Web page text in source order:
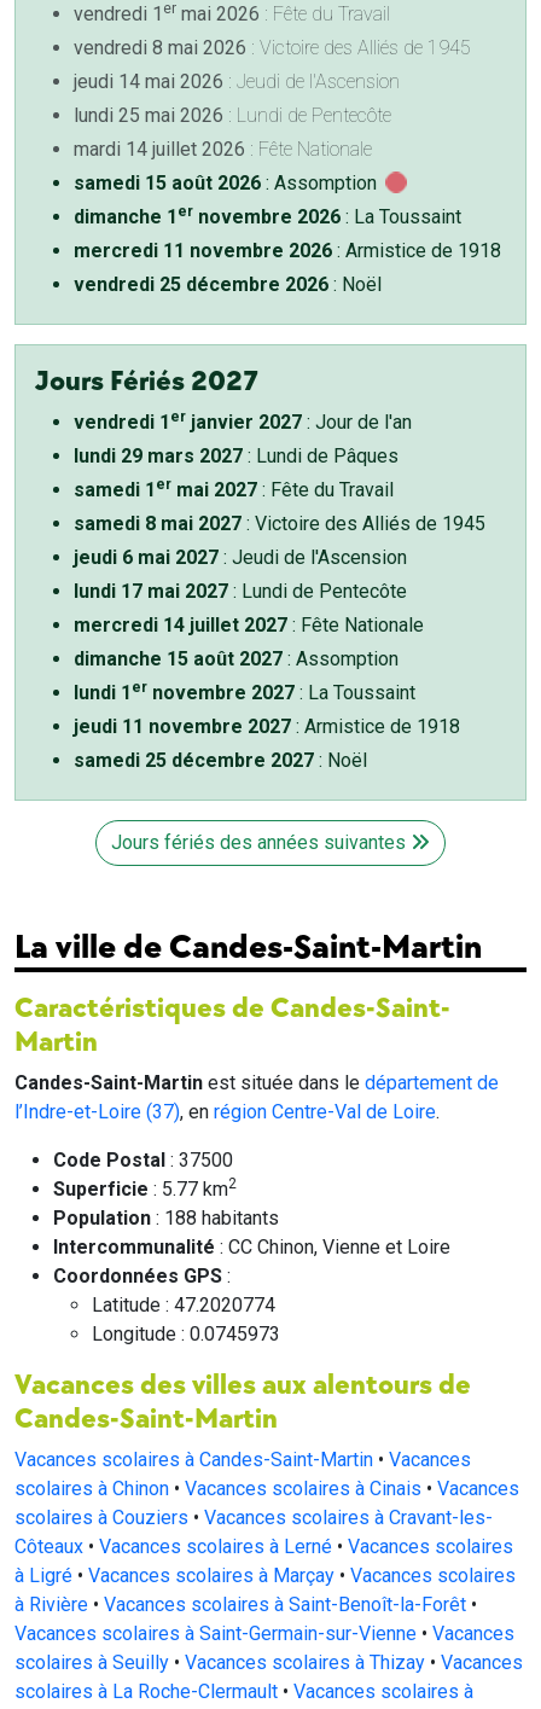
vendredi 1 er mai 2026 : Fête du Travail
vendredi 8 mai 2026 : Victoire des Alliés de 1945
jeudi 14 mai 2026 : Jeudi de l'Ascension
lundi 25 mai 2026 : Lundi de Pentecôte
mardi 14 juillet 2026 : Fête Nationale
samedi 15 août 2026 : Assomption
dimanche 1 er novembre 2026 : La Toussaint
mercredi 11 novembre 2026 : Armistice de 1918
vendredi 25 décembre 2026 : Noël
Jours Fériés 2027
vendredi 1 er janvier 2027 : Jour de l'an
lundi 29 mars 2027 : Lundi de Pâques
samedi 1 er mai 2027 : Fête du Travail
samedi 8 mai 2027 : Victoire des Alliés de 1945
jeudi 6 mai 2027 : Jeudi de l'Ascension
lundi 17 mai 2027 : Lundi de Pentecôte
mercredi 14 juillet 2027 : Fête Nationale
dimanche 15 août 2027 : Assomption
lundi 1 er novembre 2027 : La Toussaint
jeudi 11 novembre 2027 : Armistice de 1918
samedi 25 décembre 2027 : Noël
Jours fériés des années suivantes
La ville de Candes-Saint-Martin
Caractéristiques de Candes-Saint-
Martin
Candes-Saint-Martin est située dans le département de
l’Indre-et-Loire (37), en région Centre-Val de Loire.
Code Postal : 37500
Superficie : 5.77 km2
Population : 188 habitants
Intercommunalité : CC Chinon, Vienne et Loire
Coordonnées GPS :
Latitude : 47.2020774
Longitude : 0.0745973
Vacances des villes aux alentours de
Candes-Saint-Martin
Vacances scolaires à Candes-Saint-Martin • Vacances
scolaires à Chinon • Vacances scolaires à Cinais • Vacances
scolaires à Couziers • Vacances scolaires à Cravant-les-
Côteaux • Vacances scolaires à Lerné • Vacances scolaires
à Ligré • Vacances scolaires à Marçay • Vacances scolaires
à Rivière • Vacances scolaires à Saint-Benoît-la-Forêt •
Vacances scolaires à Saint-Germain-sur-Vienne • Vacances
scolaires à Seuilly • Vacances scolaires à Thizay • Vacances
scolaires à La Roche-Clermault • Vacances scolaires à